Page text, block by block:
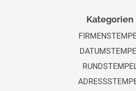
Kategorien